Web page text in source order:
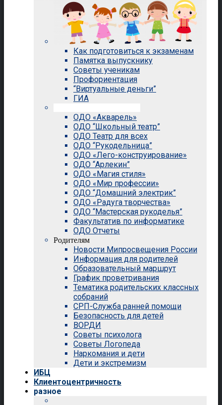
Как подготовиться к экзаменам
Памятка выпускнику
Советы ученикам
Профориентация
“Виртуальные деньги”
ГИА
ОДО «Акварель»
ОДО “Школьный театр”
ОДО Театр для всех
ОДО “Рукодельница”
ОДО «Лего-конструирование»
ОДО “Арлекин”
ОДО «Магия стиля»
ОДО «Мир профессии»
ОДО “Домашний электрик”
ОДО «Радуга творчества»
ОДО “Мастерская рукоделья”
Факультатив по информатике
ОДО Отчеты
Родителям
Новости Мипросвещения России
Информация для родителей
Образовательный маршрут
График проветривания
Тематика родительских классных
собраний
СРП-Служба ранней помощи
Безопасность для детей
ВОРДИ
Советы психолога
Советы Логопеда
Наркомания и дети
Дети и экстремизм
ИБЦ
Клиентоцентричность
разное